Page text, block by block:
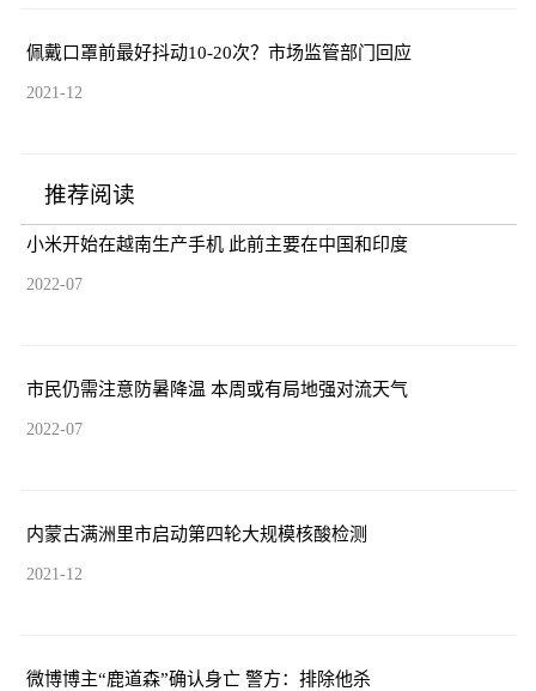
佩戴口罩前最好抖动10-20次？市场监管部门回应
2021-12
推荐阅读
小米开始在越南生产手机 此前主要在中国和印度
2022-07
市民仍需注意防暑降温 本周或有局地强对流天气
2022-07
内蒙古满洲里市启动第四轮大规模核酸检测
2021-12
微博博主“鹿道森”确认身亡 警方：排除他杀